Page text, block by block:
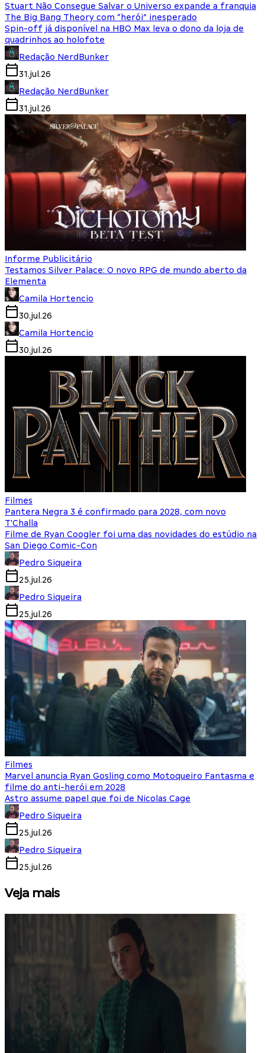
Stuart Não Consegue Salvar o Universo expande a franquia
The Big Bang Theory com “herói” inesperado
Spin-off já disponível na HBO Max leva o dono da loja de
quadrinhos ao holofote
Redação NerdBunker
31.jul.26
Redação NerdBunker
31.jul.26
Informe Publicitário
Testamos Silver Palace: O novo RPG de mundo aberto da
Elementa
Camila Hortencio
30.jul.26
Camila Hortencio
30.jul.26
Filmes
Pantera Negra 3 é confirmado para 2028, com novo
T'Challa
Filme de Ryan Coogler foi uma das novidades do estúdio na
San Diego Comic-Con
Pedro Siqueira
25.jul.26
Pedro Siqueira
25.jul.26
Filmes
Marvel anuncia Ryan Gosling como Motoqueiro Fantasma e
filme do anti-herói em 2028
Astro assume papel que foi de Nicolas Cage
Pedro Siqueira
25.jul.26
Pedro Siqueira
25.jul.26
Veja mais